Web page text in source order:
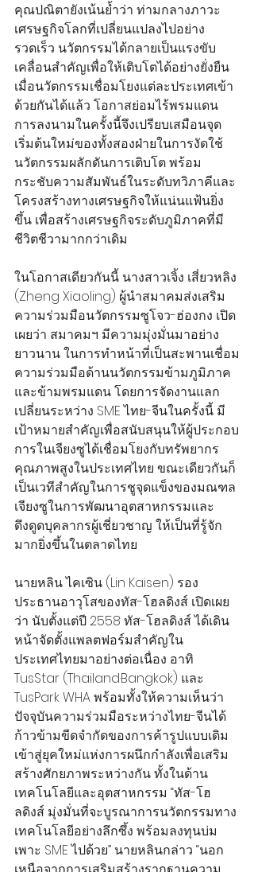
คุณปณิตายังเน้นย้ำว่า ท่ามกลางภาวะ
เศรษฐกิจโลกที่เปลี่ยนแปลงไปอย่าง
รวดเร็ว นวัตกรรมได้กลายเป็นแรงขับ
เคลื่อนสำคัญเพื่อให้เติบโตได้อย่างยั่งยืน
เมื่อนวัตกรรมเชื่อมโยงแต่ละประเทศเข้า
ด้วยกันได้แล้ว โอกาสย่อมไร้พรมแดน
การลงนามในครั้งนี้จึงเปรียบเสมือนจุด
เริ่มต้นใหม่ของทั้งสองฝ่ายในการงัดใช้
นวัตกรรมผลักดันการเติบโต พร้อม
กระชับความสัมพันธ์ในระดับทวิภาคีและ
โครงสร้างทางเศรษฐกิจให้แน่นแฟ้นยิ่ง
ขึ้น เพื่อสร้างเศรษฐกิจระดับภูมิภาคที่มี
ชีวิตชีวามากกว่าเดิม
ในโอกาสเดียวกันนี้ นางสาวเจิ้ง เสี่ยวหลิง
(Zheng Xiaoling) ผู้นำสมาคมส่งเสริม
ความร่วมมือนวัตกรรมซูโจว-ฮ่องกง เปิด
เผยว่า สมาคมฯ มีความมุ่งมั่นมาอย่าง
ยาวนาน ในการทำหน้าที่เป็นสะพานเชื่อม
ความร่วมมือด้านนวัตกรรมข้ามภูมิภาค
และข้ามพรมแดน โดยการจัดงานแลก
เปลี่ยนระหว่าง SME ไทย-จีนในครั้งนี้ มี
เป้าหมายสำคัญเพื่อสนับสนุนให้ผู้ประกอบ
การในเจียงซูได้เชื่อมโยงกับทรัพยากร
คุณภาพสูงในประเทศไทย ขณะเดียวกันก็
เป็นเวทีสำคัญในการชูจุดแข็งของมณฑล
เจียงซูในการพัฒนาอุตสาหกรรมและ
ดึงดูดบุคลากรผู้เชี่ยวชาญ ให้เป็นที่รู้จัก
มากยิ่งขึ้นในตลาดไทย
นายหลิน ไคเซิน (Lin Kaisen) รอง
ประธานอาวุโสของทัส-โฮลดิงส์ เปิดเผย
ว่า นับตั้งแต่ปี 2558 ทัส-โฮลดิงส์ ได้เดิน
หน้าจัดตั้งแพลตฟอร์มสำคัญใน
ประเทศไทยมาอย่างต่อเนื่อง อาทิ
TusStar (Thailand·Bangkok) และ
TusPark WHA พร้อมทั้งให้ความเห็นว่า
ปัจจุบันความร่วมมือระหว่างไทย-จีนได้
ก้าวข้ามขีดจำกัดของการค้ารูปแบบเดิม
เข้าสู่ยุคใหม่แห่งการผนึกกำลังเพื่อเสริม
สร้างศักยภาพระหว่างกัน ทั้งในด้าน
เทคโนโลยีและอุตสาหกรรม “ทัส-โฮ
ลดิงส์ มุ่งมั่นที่จะบูรณาการนวัตกรรมทาง
เทคโนโลยีอย่างลึกซึ้ง พร้อมลงทุนบ่ม
เพาะ SME ไปด้วย” นายหลินกล่าว “นอก